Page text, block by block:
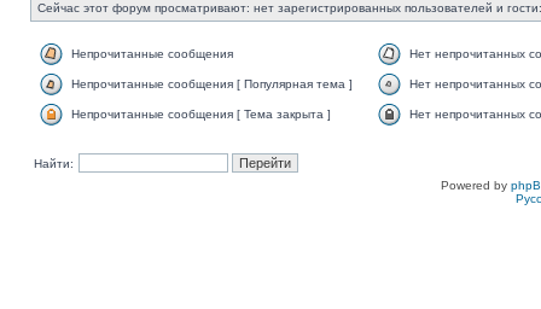
Сейчас этот форум просматривают: нет зарегистрированных пользователей и
Непрочитанные сообщения Нет непрочитанных
Непрочитанные сообщения [ Популярная тема ] Нет непрочитанных
Непрочитанные сообщения [ Тема закрыта ] Нет непрочитанных
Найти:
Powered by